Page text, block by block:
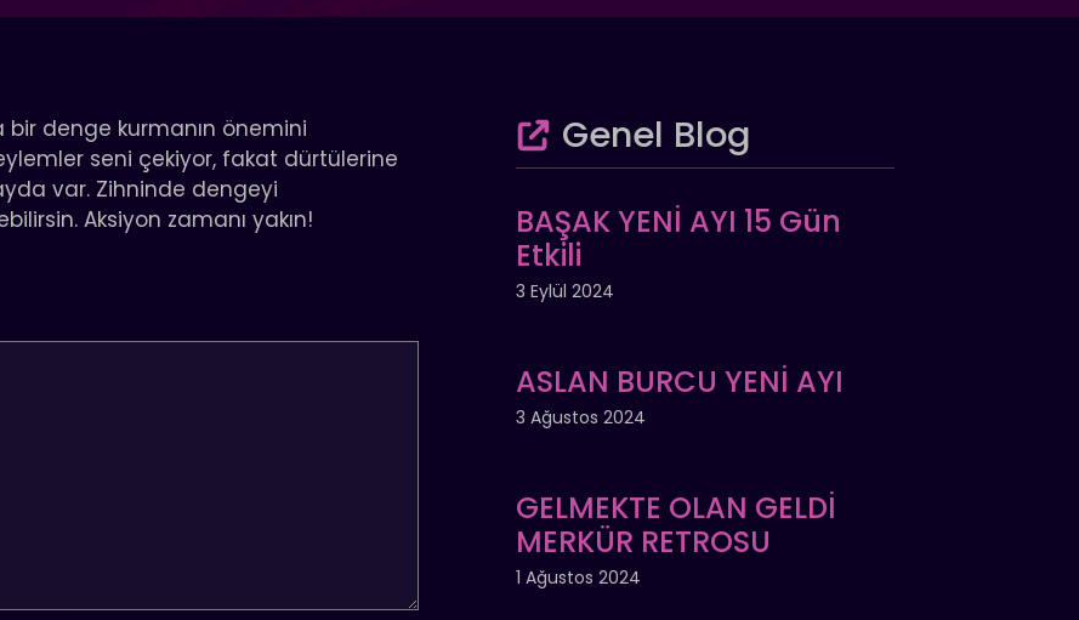
bir denge kurmanın önemini
seni çekiyor, fakat dürtülerine
var. Zihninde dengeyi
Aksiyon zamanı yakın!
Genel Blog
BAŞAK YENİ AYI 15 Gün
Etkili
3 Eylül 2024
ASLAN BURCU YENİ AYI
3 Ağustos 2024
GELMEKTE OLAN GELDİ
MERKÜR RETROSU
1 Ağustos 2024